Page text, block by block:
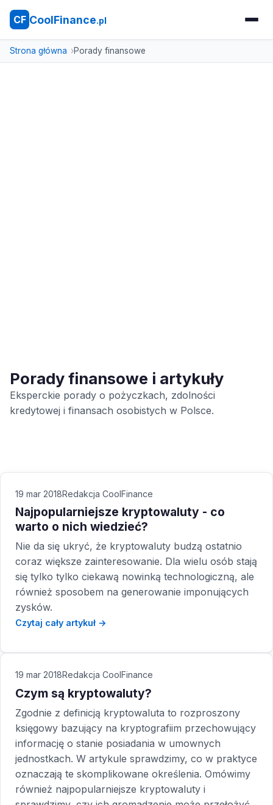
CF CoolFinance.pl
Strona główna Porady finansowe
Porady finansowe i artykuły
Eksperckie porady o pożyczkach, zdolności
kredytowej i finansach osobistych w Polsce.
19 mar 2018Redakcja CoolFinance
Najpopularniejsze kryptowaluty - co
warto o nich wiedzieć?
Nie da się ukryć, że kryptowaluty budzą ostatnio
coraz większe zainteresowanie. Dla wielu osób stają
się tylko tylko ciekawą nowinką technologiczną, ale
również sposobem na generowanie imponujących
zysków.
Czytaj cały artykuł →
19 mar 2018Redakcja CoolFinance
Czym są kryptowaluty?
Zgodnie z definicją kryptowaluta to rozproszony
księgowy bazujący na kryptografiim przechowujący
informację o stanie posiadania w umownych
jednostkach. W artykule sprawdzimy, co w praktyce
oznaczają te skomplikowane określenia. Omówimy
również najpopularniejsze kryptowaluty i